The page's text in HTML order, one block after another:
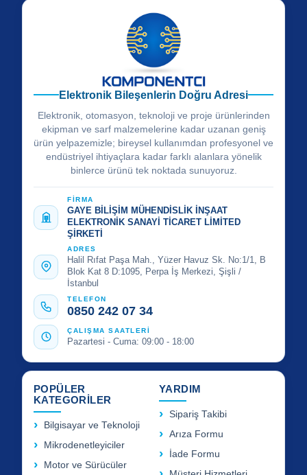
Elektronik Bileşenlerin Doğru Adresi
Elektronik, otomasyon, teknoloji ve proje ürünlerinden
ekipman ve sarf malzemelerine kadar uzanan geniş
ürün yelpazemizle; bireysel kullanımdan profesyonel ve
endüstriyel ihtiyaçlara kadar farklı alanlara yönelik
binlerce ürünü tek noktada sunuyoruz.
FİRMA
GAYE BİLİŞİM MÜHENDİSLİK İNŞAAT
ELEKTRONİK SANAYİ TİCARET LİMİTED
ŞİRKETİ
ADRES
Halil Rıfat Paşa Mah., Yüzer Havuz Sk. No:1/1, B
Blok Kat 8 D:1095, Perpa İş Merkezi, Şişli /
İstanbul
TELEFON
0850 242 07 34
ÇALIŞMA SAATLERİ
Pazartesi - Cuma: 09:00 - 18:00
POPÜLER
KATEGORİLER
Bilgisayar ve Teknoloji
Mikrodenetleyiciler
Motor ve Sürücüler
YARDIM
Sipariş Takibi
Arıza Formu
İade Formu